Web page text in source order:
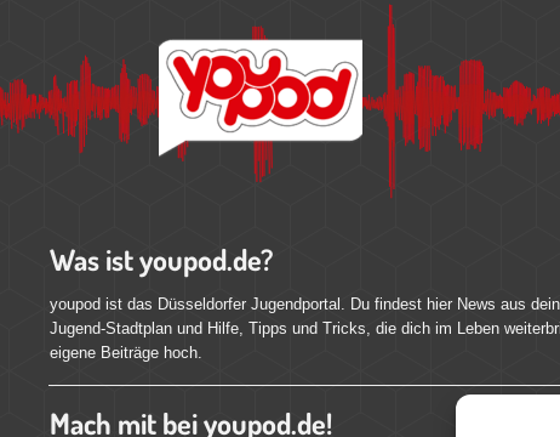
Was ist youpod.de?
youpod ist das Düsseldorfer Jugendportal. Du findest hier News aus
Jugend-Stadtplan und Hilfe, Tipps und Tricks, die dich im Leben
eigene Beiträge hoch.
Mach mit bei youpod.de!